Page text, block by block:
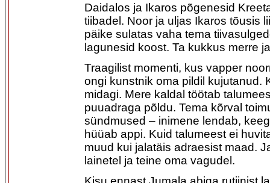
Daidalos ja Ikaros põgenesid
tiibadel. Noor ja uljas Ikaros tõusis
päike sulatas vaha tema
lagunesid koost. Ta kukkus merre
Traagilist momenti, kus vapper
ongi kunstnik oma pildil kujutanud.
midagi. Mere kaldal töötab
puuadraga põldu. Tema kõrval
sündmused – inimene lendab,
hüüab appi. Kuid talumeest ei
muud kui jalatäis adraesist maad.
lainetel ja teine oma vagudel.